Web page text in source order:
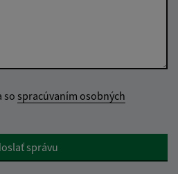
so spracúvaním osobných
správu